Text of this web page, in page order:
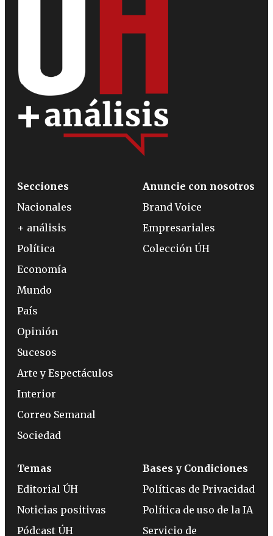
Secciones
Nacionales
+ análisis
Política
Economía
Mundo
País
Opinión
Sucesos
Arte y Espectáculos
Interior
Correo Semanal
Sociedad
Anuncie con nosotros
Brand Voice
Empresariales
Colección ÚH
Temas
Editorial ÚH
Noticias positivas
Pódcast ÚH
Bases y Condiciones
Políticas de Privacidad
Política de uso de la IA
Servicio de